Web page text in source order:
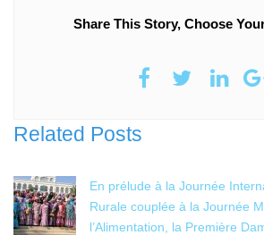
Share This Story, Choose
Related Posts
En prélude à la Journée
Rurale couplée à la Journée
l’Alimentation, la Première